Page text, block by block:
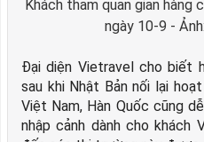
Khách tham quan gian hàng
ngày 10-9 -
Đại diện Vietravel cho biết
sau khi Nhật Bản nối lại
Việt Nam, Hàn Quốc cũng
nhập cảnh dành cho khách